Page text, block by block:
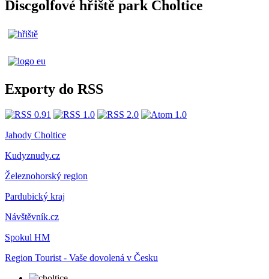
Discgolfové hřiště park Choltice
Exporty do RSS
Jahody Choltice
Kudyznudy.cz
Železnohorský region
Pardubický kraj
Návštěvník.cz
Spokul HM
Region Tourist - Vaše dovolená v Česku